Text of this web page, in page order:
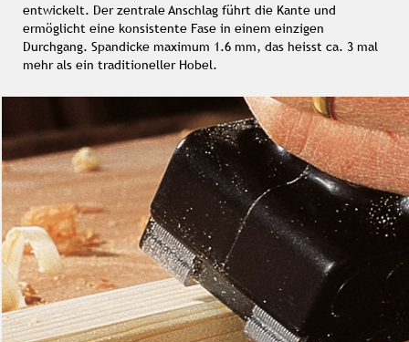
entwickelt. Der zentrale Anschlag führt die Kante und
ermöglicht eine konsistente Fase in einem einzigen
Durchgang. Spandicke maximum 1.6 mm, das heisst ca. 3 mal
mehr als ein traditioneller Hobel.